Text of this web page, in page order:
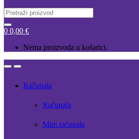
Search
for:
0 0,00 €
Nema proizvoda u košarici.
OpenClose
Računala
Računala
Mini računala